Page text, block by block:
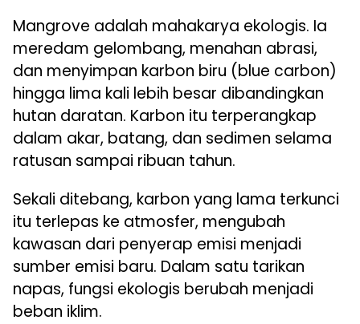
Mangrove adalah mahakarya ekologis. Ia
meredam gelombang, menahan abrasi,
dan menyimpan karbon biru (blue carbon)
hingga lima kali lebih besar dibandingkan
hutan daratan. Karbon itu terperangkap
dalam akar, batang, dan sedimen selama
ratusan sampai ribuan tahun.
Sekali ditebang, karbon yang lama terkunci
itu terlepas ke atmosfer, mengubah
kawasan dari penyerap emisi menjadi
sumber emisi baru. Dalam satu tarikan
napas, fungsi ekologis berubah menjadi
beban iklim.